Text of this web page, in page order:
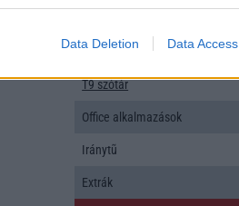
Data Deletion Data Access
Organizer
T9 szótár
Office alkalmazások
Iránytũ
Extrák